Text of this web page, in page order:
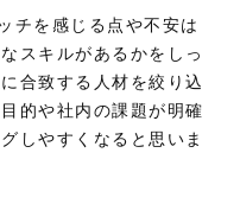
チを感じる点や不安は
スキルがあるかをしっ
合致する人材を絞り込
的や社内の課題が明確
しやすくなると思いま